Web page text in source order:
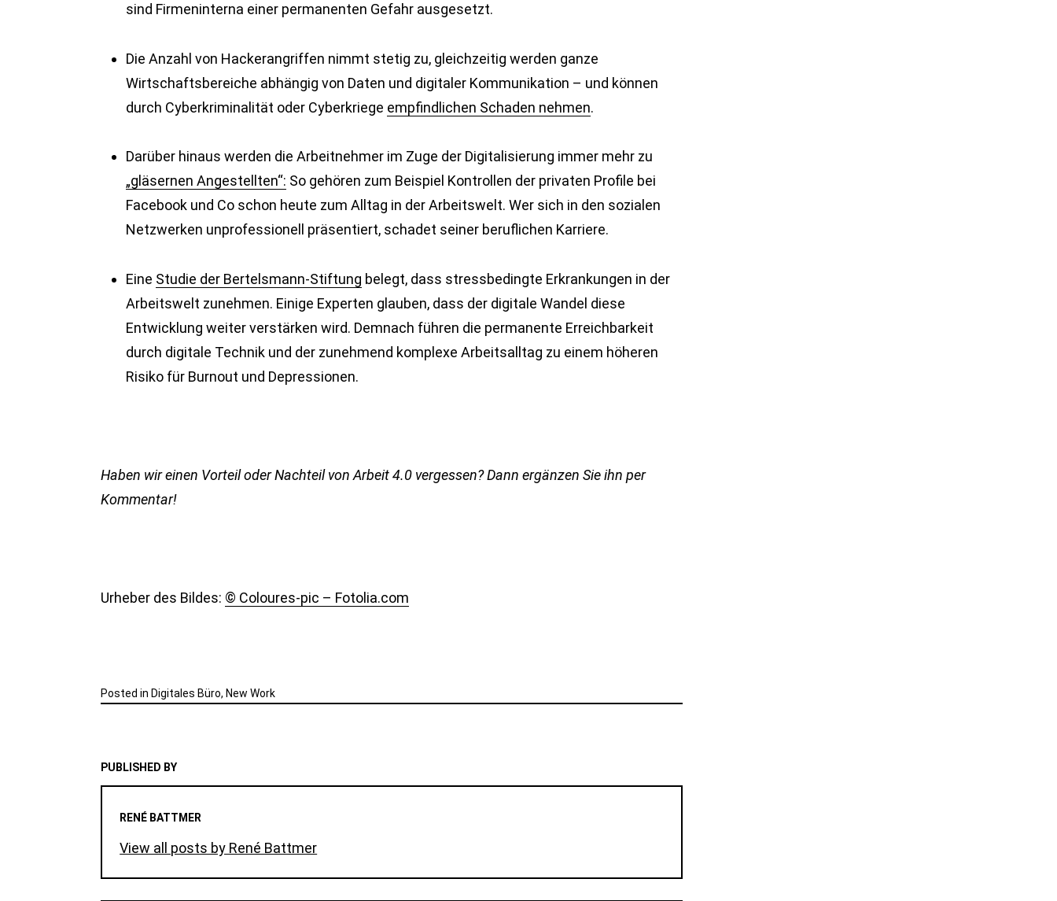
sind Firmeninterna einer permanenten Gefahr ausgesetzt.
Die Anzahl von Hackerangriffen nimmt stetig zu, gleichzeitig werden ganze
Wirtschaftsbereiche abhängig von Daten und digitaler Kommunikation – und können
durch Cyberkriminalität oder Cyberkriege empfindlichen Schaden nehmen.
Darüber hinaus werden die Arbeitnehmer im Zuge der Digitalisierung immer mehr zu
„gläsernen Angestellten“: So gehören zum Beispiel Kontrollen der privaten Profile bei
Facebook und Co schon heute zum Alltag in der Arbeitswelt. Wer sich in den sozialen
Netzwerken unprofessionell präsentiert, schadet seiner beruflichen Karriere.
Eine Studie der Bertelsmann-Stiftung belegt, dass stressbedingte Erkrankungen in der
Arbeitswelt zunehmen. Einige Experten glauben, dass der digitale Wandel diese
Entwicklung weiter verstärken wird. Demnach führen die permanente Erreichbarkeit
durch digitale Technik und der zunehmend komplexe Arbeitsalltag zu einem höheren
Risiko für Burnout und Depressionen.
Haben wir einen Vorteil oder Nachteil von Arbeit 4.0 vergessen? Dann ergänzen Sie ihn per
Kommentar!
Urheber des Bildes: © Coloures-pic – Fotolia.com
Posted in Digitales Büro, New Work
PUBLISHED BY
RENÉ BATTMER
View all posts by René Battmer